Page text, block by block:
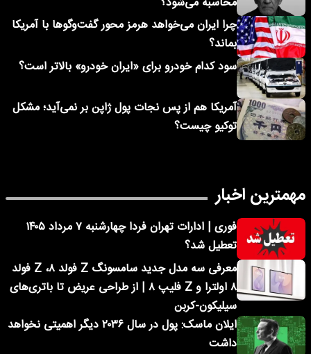
چرا ایران می‌خواهد هرمز محور گفت‌وگوها با آمریکا
بماند؟
سود کدام خودرو برای «ایران خودرو» بالاتر است؟
آمریکا هم از پس نجات پول ژاپن بر نمی‌آید؛ مشکل
توکیو چیست؟
مهمترین اخبار
فوری | ادارات تهران فردا چهارشنبه ۷ مرداد ۱۴۰۵
تعطیل شد؟
معرفی سه مدل جدید سامسونگ Z فولد ۸، Z فولد
۸ اولترا و Z فلیپ ۸ | از طراحی عریض تا باتری‌های
سیلیکون-کربن
ایلان ماسک: پول در سال ۲۰۳۶ دیگر اهمیتی نخواهد
داشت